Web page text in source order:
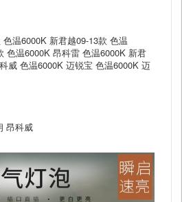
温6000K 新君越09-13款 色温
色温6000K 昂科雷 色温6000K 新君
威 色温6000K 迈锐宝 色温6000K 迈
昂科威